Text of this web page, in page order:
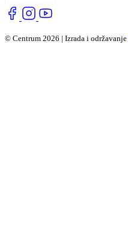
© Centrum 2026 | Izrada i održavanje